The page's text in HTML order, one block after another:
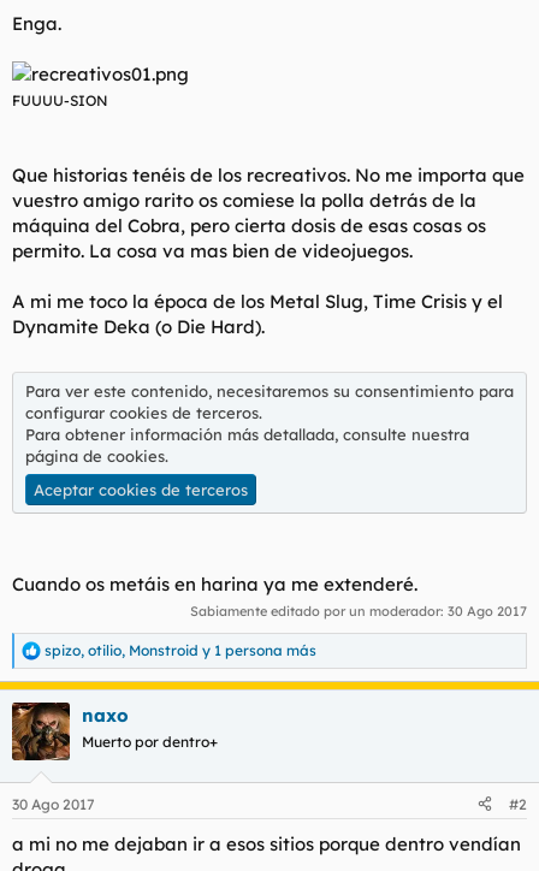
Enga.
FUUUU-SION
Que historias tenéis de los recreativos. No me importa que
vuestro amigo rarito os comiese la polla detrás de la
máquina del Cobra, pero cierta dosis de esas cosas os
permito. La cosa va mas bien de videojuegos.
A mi me toco la época de los Metal Slug, Time Crisis y el
Dynamite Deka (o Die Hard).
Para ver este contenido, necesitaremos su consentimiento para
configurar cookies de terceros.
Para obtener información más detallada, consulte nuestra
página de cookies.
Aceptar cookies de terceros
Cuando os metáis en harina ya me extenderé.
Sabiamente editado por un moderador: 30 Ago 2017
R
e
a
c
c
i
e
:
spizo, otilio, Monstroid y 1 persona más
naxo
Muerto por dentro+
30 Ago 2017 #2
a mi no me dejaban ir a esos sitios porque dentro vendían